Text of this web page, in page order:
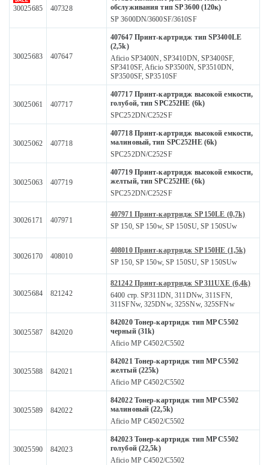
30025685 407328
обслуживания тип SP 3600 (120к)
SP 3600DN/3600SF/3610SF
30025683 407647
407647 Принт-картридж тип SP3400LE
(2,5k)
Aficio SP3400N, SP3410DN, SP3400SF,
SP3410SF, Aficio SP3500N, SP3510DN,
SP3500SF, SP3510SF
30025061 407717
407717 Принт-картридж высокой емкости,
голубой, тип SPC252HE (6k)
SPC252DN/C252SF
30025062 407718
407718 Принт-картридж высокой емкости,
малиновый, тип SPC252HE (6k)
SPC252DN/C252SF
30025063 407719
407719 Принт-картридж высокой емкости,
желтый, тип SPC252HE (6k)
SPC252DN/C252SF
30026171 407971
407971 Принт-картридж SP 150LE (0,7k)
SP 150, SP 150w, SP 150SU, SP 150SUw
30026170 408010
408010 Принт-картридж SP 150HE (1,5k)
SP 150, SP 150w, SP 150SU, SP 150SUw
30025684 821242
821242 Принт-картридж SP 311UXE (6,4k)
6400 стр. SP311DN, 311DNw, 311SFN,
311SFNw, 325DNw, 325SNw, 325SFNw
30025587 842020
842020 Тонер-картридж тип MP C5502
черный (31k)
Aficio MP C4502/C5502
30025588 842021
842021 Тонер-картридж тип MP C5502
желтый (225k)
Aficio MP C4502/C5502
30025589 842022
842022 Тонер-картридж тип MP C5502
малиновый (22,5k)
Aficio MP C4502/C5502
30025590 842023
842023 Тонер-картридж тип MP C5502
голубой (22,5k)
Aficio MP C4502/C5502